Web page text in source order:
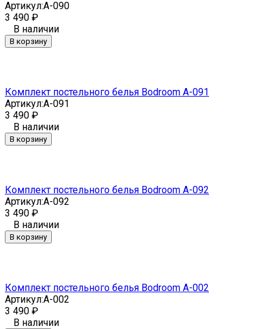
Артикул:A-090
3 490 ₽
В наличии
В корзину
Комплект постельного белья Bodroom A-091
Артикул:A-091
3 490 ₽
В наличии
В корзину
Комплект постельного белья Bodroom A-092
Артикул:A-092
3 490 ₽
В наличии
В корзину
Комплект постельного белья Bodroom A-002
Артикул:A-002
3 490 ₽
В наличии